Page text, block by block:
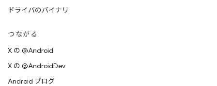
ドライバのバイナリ
つながる
X の @Android
X の @AndroidDev
Android ブログ